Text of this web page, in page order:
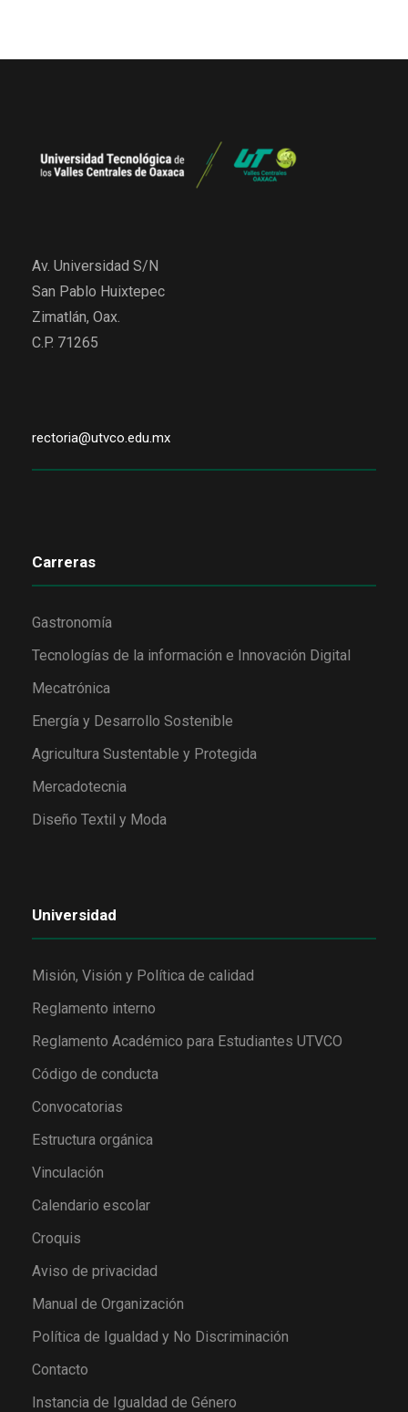
Av. Universidad S/N
San Pablo Huixtepec
Zimatlán, Oax.
C.P. 71265
rectoria@utvco.edu.mx
Carreras
Gastronomía
Tecnologías de la información e Innovación Digital
Mecatrónica
Energía y Desarrollo Sostenible
Agricultura Sustentable y Protegida
Mercadotecnia
Diseño Textil y Moda
Universidad
Misión, Visión y Política de calidad
Reglamento interno
Reglamento Académico para Estudiantes UTVCO
Código de conducta
Convocatorias
Estructura orgánica
Vinculación
Calendario escolar
Croquis
Aviso de privacidad
Manual de Organización
Política de Igualdad y No Discriminación
Contacto
Instancia de Igualdad de Género